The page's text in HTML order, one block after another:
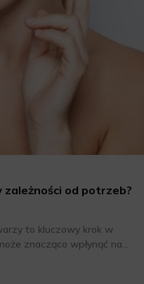
od potrzeb?
to kluczowy krok w
znacząco wpłynąć na
własnej skóry.